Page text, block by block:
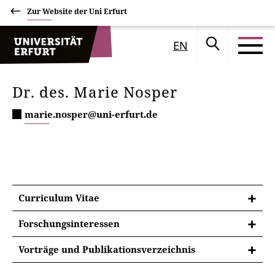
Zur Website der Uni Erfurt
EN
Dr. des. Marie Nosper
marie.nosper@uni-erfurt.de
Curriculum Vitae
Forschungsinteressen
Aufklärungsforschung
Sozietätsgeschichte, Geschichte der Freimaurerei
Vorträge und Publikationsverzeichnis